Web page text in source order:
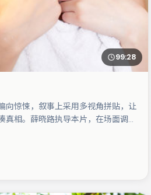
99:28
向惊悚，叙事上采用多视角拼贴，让
真相。薛晓路执导本片，在场面调度
构成全片情感锚点，孔刘则以细节塑
。整体完成度较高，适合周末一口气